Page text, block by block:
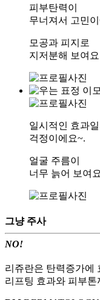
피부탄력이
무너져서 고민
모공과 피지로
지저분해 보여
일시적인 효과
걱정이에요~.
얼굴 주름이
너무 늙어 보여
그냥 주사
NO!
리쥬란은 탄력증가에
리프팅 효과와 피부